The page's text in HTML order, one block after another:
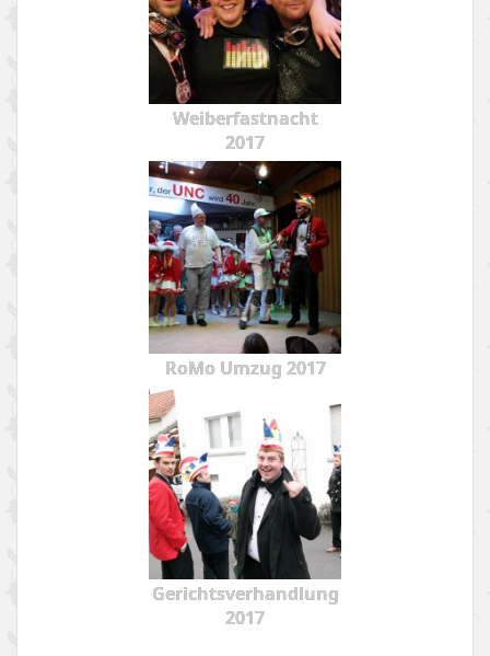
Weiberfastnacht
2017
RoMo Umzug 2017
Gerichtsverhandlung
2017